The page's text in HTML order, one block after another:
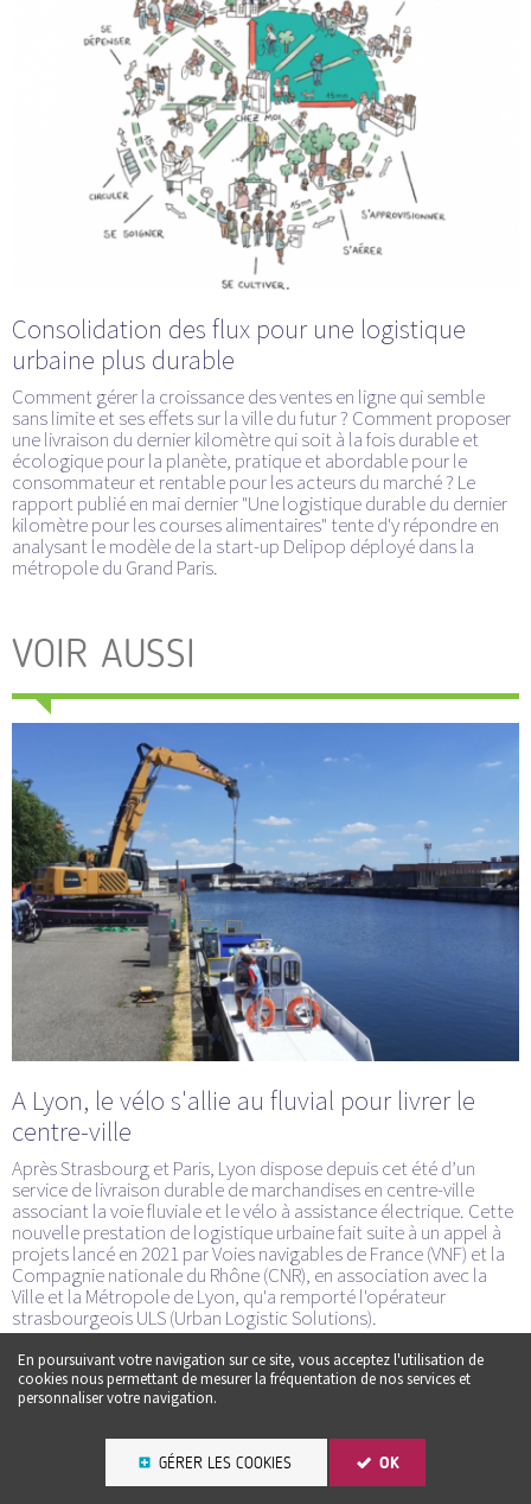
Consolidation des flux pour une logistique
urbaine plus durable
Comment gérer la croissance des ventes en ligne qui semble
sans limite et ses effets sur la ville du futur ? Comment proposer
une livraison du dernier kilomètre qui soit à la fois durable et
écologique pour la planète, pratique et abordable pour le
consommateur et rentable pour les acteurs du marché ? Le
rapport publié en mai dernier "Une logistique durable du dernier
kilomètre pour les courses alimentaires" tente d'y répondre en
analysant le modèle de la start-up Delipop déployé dans la
métropole du Grand Paris.
VOIR AUSSI
A Lyon, le vélo s'allie au fluvial pour livrer le
centre-ville
Après Strasbourg et Paris, Lyon dispose depuis cet été d’un
service de livraison durable de marchandises en centre-ville
associant la voie fluviale et le vélo à assistance électrique. Cette
nouvelle prestation de logistique urbaine fait suite à un appel à
projets lancé en 2021 par Voies navigables de France (VNF) et la
Compagnie nationale du Rhône (CNR), en association avec la
Ville et la Métropole de Lyon, qu'a remporté l'opérateur
strasbourgeois ULS (Urban Logistic Solutions).
Une question ? un conseil :
En poursuivant votre navigation sur ce site, vous acceptez l'utilisation de
cookies nous permettant de mesurer la fréquentation de nos services et
personnaliser votre navigation.
GÉRER LES COOKIES OK